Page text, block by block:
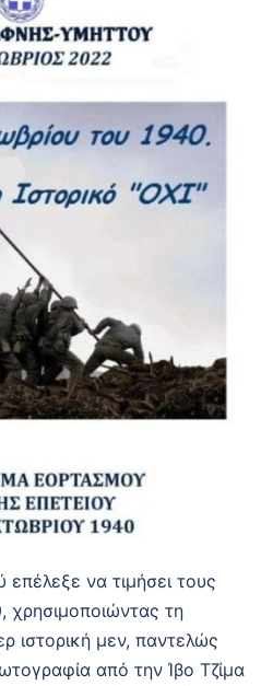
να τιμήσει τους
χρησιμοποιώντας τη
ιστορική μεν, παντελώς
από την Ίβο Τζίμα